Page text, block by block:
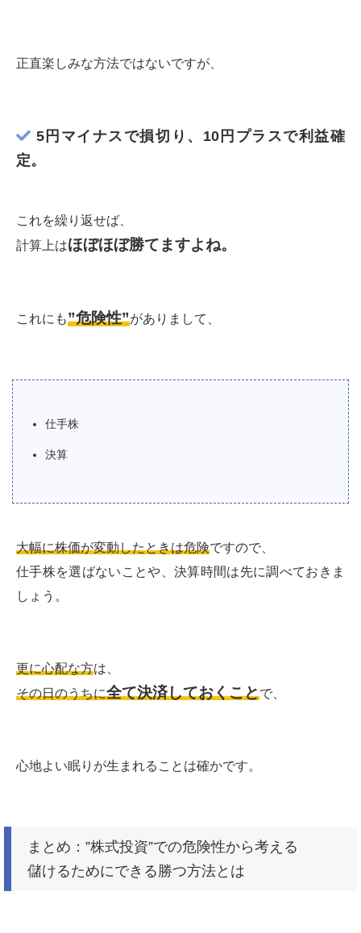
正直楽しみな方法ではないですが、
5円マイナスで損切り、10円プラスで利益確
定。
これを繰り返せば、
計算上はほぼほぼ勝てますよね。
これにも”危険性”がありまして、
仕手株
決算
大幅に株価が変動したときは危険ですので、
仕手株を選ばないことや、決算時間は先に調べておきま
しょう。
更に心配な方は、
その日のうちに全て決済しておくことで、
心地よい眠りが生まれることは確かです。
まとめ：”株式投資”での危険性から考える
儲けるためにできる勝つ方法とは